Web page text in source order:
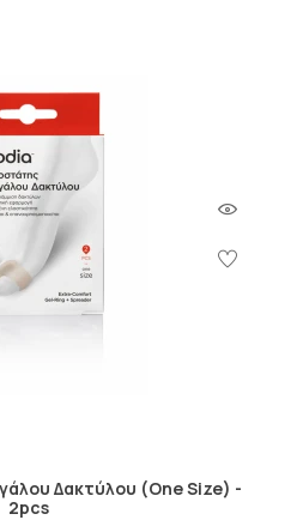
Δακτύλου (One Size) -
2pcs